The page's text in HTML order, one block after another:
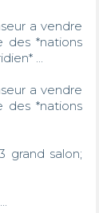
a vendre
des *nations
...
a vendre
des *nations
grand salon;